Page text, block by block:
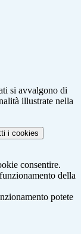
si avvalgono di
illustrate nella
i cookies
consentire.
della
potete